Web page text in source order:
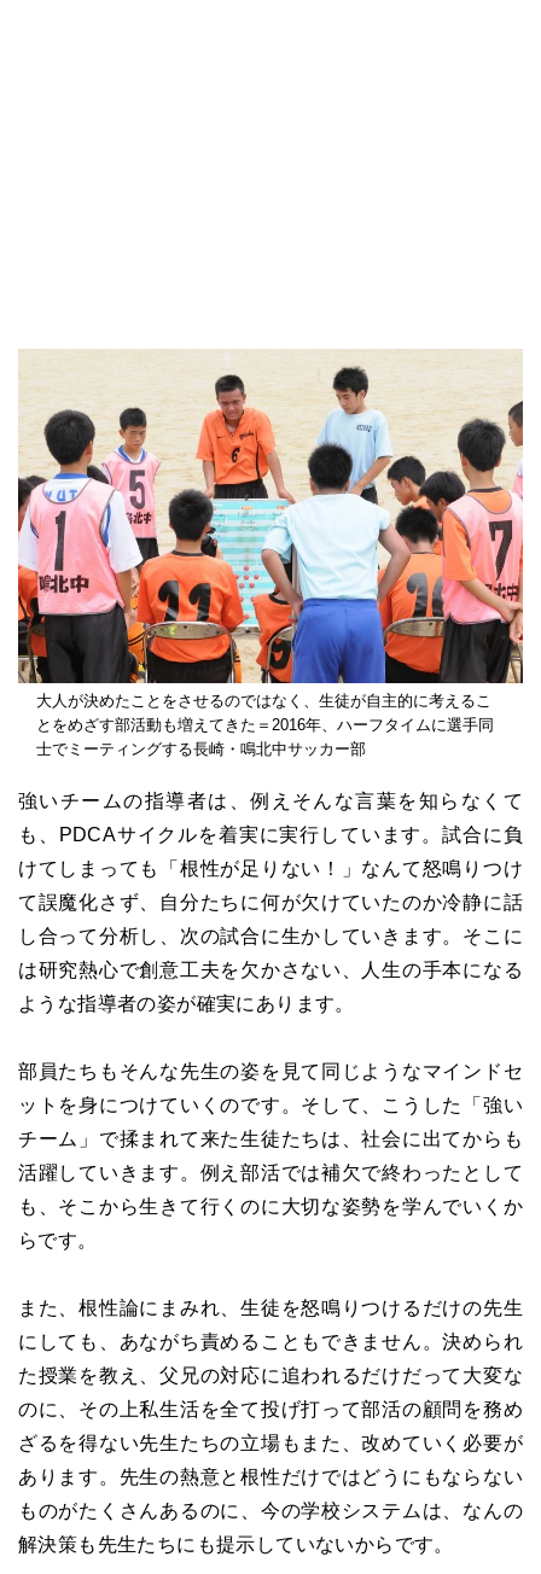
大人が決めたことをさせるのではなく、生徒が自主的に考えるこ
とをめざす部活動も増えてきた＝2016年、ハーフタイムに選手同
士でミーティングする長崎・鳴北中サッカー部
強いチームの指導者は、例えそんな言葉を知らなくて
も、PDCAサイクルを着実に実行しています。試合に負
けてしまっても「根性が足りない！」なんて怒鳴りつけ
て誤魔化さず、自分たちに何が欠けていたのか冷静に話
し合って分析し、次の試合に生かしていきます。そこに
は研究熱心で創意工夫を欠かさない、人生の手本になる
ような指導者の姿が確実にあります。
部員たちもそんな先生の姿を見て同じようなマインドセ
ットを身につけていくのです。そして、こうした「強い
チーム」で揉まれて来た生徒たちは、社会に出てからも
活躍していきます。例え部活では補欠で終わったとして
も、そこから生きて行くのに大切な姿勢を学んでいくか
らです。
また、根性論にまみれ、生徒を怒鳴りつけるだけの先生
にしても、あながち責めることもできません。決められ
た授業を教え、父兄の対応に追われるだけだって大変な
のに、その上私生活を全て投げ打って部活の顧問を務め
ざるを得ない先生たちの立場もまた、改めていく必要が
あります。先生の熱意と根性だけではどうにもならない
ものがたくさんあるのに、今の学校システムは、なんの
解決策も先生たちにも提示していないからです。